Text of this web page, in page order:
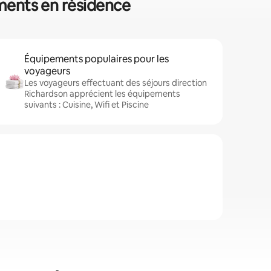
en résidence
Équipements populaires pour les
voyageurs
Les voyageurs effectuant des séjours direction
Richardson apprécient les équipements
suivants : Cuisine, Wifi et Piscine